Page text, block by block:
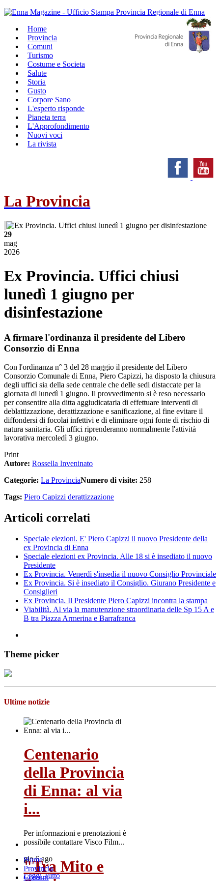
Home
Provincia
Comuni
Turismo
Costume e Societa
Salute
Storia
Gusto
Corpore Sano
L'esperto risponde
Pianeta terra
L'Approfondimento
Nuovi voci
La rivista
La Provincia
29
mag
2026
Ex Provincia. Uffici chiusi
lunedì 1 giugno per
disinfestazione
A firmare l'ordinanza il presidente del Libero
Consorzio di Enna
Con l'ordinanza n° 3 del 28 maggio il presidente del Libero
Consorzio Comunale di Enna, Piero Capizzi, ha disposto la chiusura
degli uffici sia della sede centrale che delle sedi distaccate per la
giornata di lunedì 1 giugno. Il provvedimento si è reso necessario
per consentire alla ditta aggiudicataria di effettuare interventi di
deblattizzazione, derattizzazione e sanificazione, al fine evitare il
diffondersi di focolai infettivi e di eliminare ogni fonte di rischio di
natura sanitaria. Gli uffici riprenderanno normalmente l'attività
lavorativa mercoledì 3 giugno.
Print
Autore: Rossella Inveninato
Categorie: La ProvinciaNumero di visite: 258
Tags: Piero Capizzi derattizzazione
Articoli correlati
Speciale elezioni. E' Piero Capizzi il nuovo Presidente della
ex Provincia di Enna
Speciale elezioni ex Provincia. Alle 18 si è insediato il nuovo
Presidente
Ex Provincia. Venerdì s'insedia il nuovo Consiglio Provinciale
Ex Provincia. Si è insediato il Consiglio. Giurano Presidente e
Consiglieri
Ex Provincia. Il Presidente Piero Capizzi incontra la stampa
Viabilità. Al via la manutenzione straordinaria delle Sp 15 A e
B tra Piazza Armerina e Barrafranca
Theme picker
Ultime notizie
Centenario
della Provincia
di Enna: al via
i...
Per informazioni e prenotazioni è
possibile contattare Visco Film...
gio 6 ago
Leggi Tutto
"Tra Mito e
Home
Provincia
Comuni